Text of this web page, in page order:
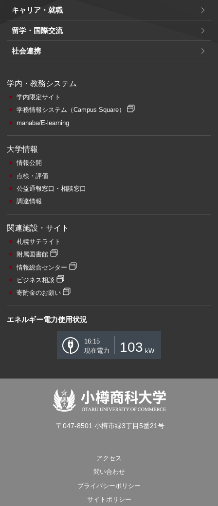
キャリア・就職
留学・国際交流
社会連携
学内・教務システム
学内限定サイト
学務情報システム （Campus Square）
manaba/E-learning
大学情報
情報公開
点検・評価
公益通報窓口・相談窓口
調達情報
関連施設・サイト
札幌サテライト
附属図書館
情報総合センター
ビジネス相談
寄附金のお願い
エネルギー電力使用状況
16:15
現在電力
103 kW
〒047-8501 小樽市緑3丁目5番21号
アクセス
問い合わせ
プライバシーポリシー
サイトポリシー